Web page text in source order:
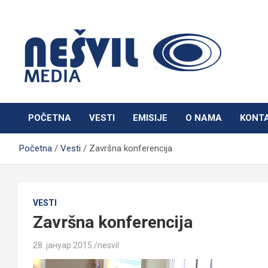
Nešvil Media Bogatić
POČETNA VESTI EMISIJE O NAMA
Početna Vesti Završna konferencija
VESTI
Završna konferencija
28. јануар 2015. nesvil